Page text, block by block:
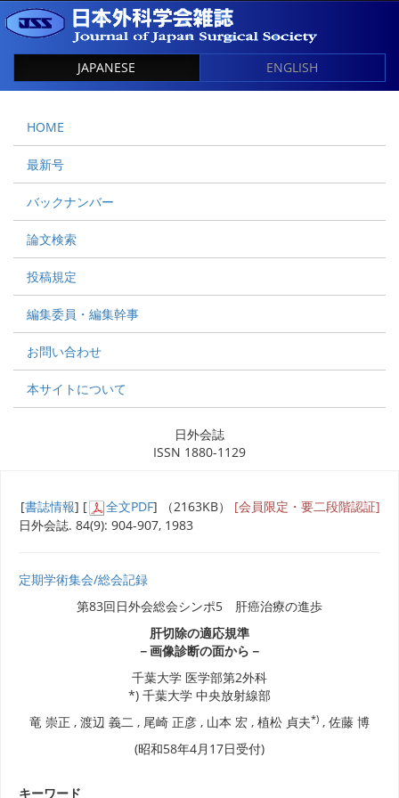
JAPANESE ENGLISH
HOME
最新号
バックナンバー
論文検索
投稿規定
編集委員・編集幹事
お問い合わせ
本サイトについて
日外会誌
ISSN 1880-1129
[書誌情報] [ 全文PDF] （2163KB） [会員限定・要二段階認証]
日外会誌. 84(9): 904-907, 1983
定期学術集会/総会記録
第83回日外会総会シンポ5 肝癌治療の進歩
肝切除の適応規準
－画像診断の面から－
千葉大学 医学部第2外科
*) 千葉大学 中央放射線部
竜 崇正 , 渡辺 義二 , 尾崎 正彦 , 山本 宏 , 植松 貞夫*) , 佐藤 博
(昭和58年4月17日受付)
キーワード